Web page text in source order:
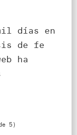
días en
de fe
ha
5)